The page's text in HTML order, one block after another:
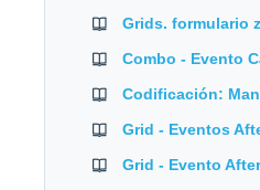
Combo - Evento
Grid - Eventos
Grid - Evento